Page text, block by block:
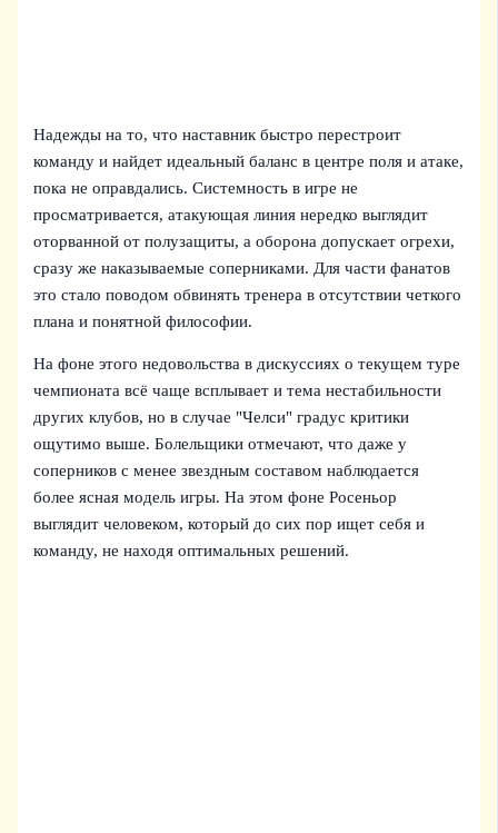
Надежды на то, что наставник быстро перестроит
команду и найдет идеальный баланс в центре поля и атаке,
пока не оправдались. Системность в игре не
просматривается, атакующая линия нередко выглядит
оторванной от полузащиты, а оборона допускает огрехи,
сразу же наказываемые соперниками. Для части фанатов
это стало поводом обвинять тренера в отсутствии четкого
плана и понятной философии.
На фоне этого недовольства в дискуссиях о текущем туре
чемпионата всё чаще всплывает и тема нестабильности
других клубов, но в случае "Челси" градус критики
ощутимо выше. Болельщики отмечают, что даже у
соперников с менее звездным составом наблюдается
более ясная модель игры. На этом фоне Росеньор
выглядит человеком, который до сих пор ищет себя и
команду, не находя оптимальных решений.